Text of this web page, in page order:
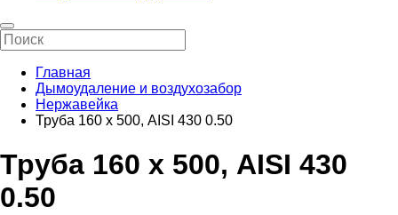
Главная
Дымоудаление и воздухозабор
Нержавейка
Труба 160 х 500, AISI 430 0.50
Труба 160 х 500, AISI 430
0.50